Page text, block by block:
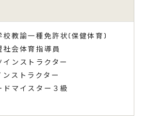
校教諭一種免許状(保健体育)
社会体育指導員
ンストラクター
ストラクター
ドマイスター３級